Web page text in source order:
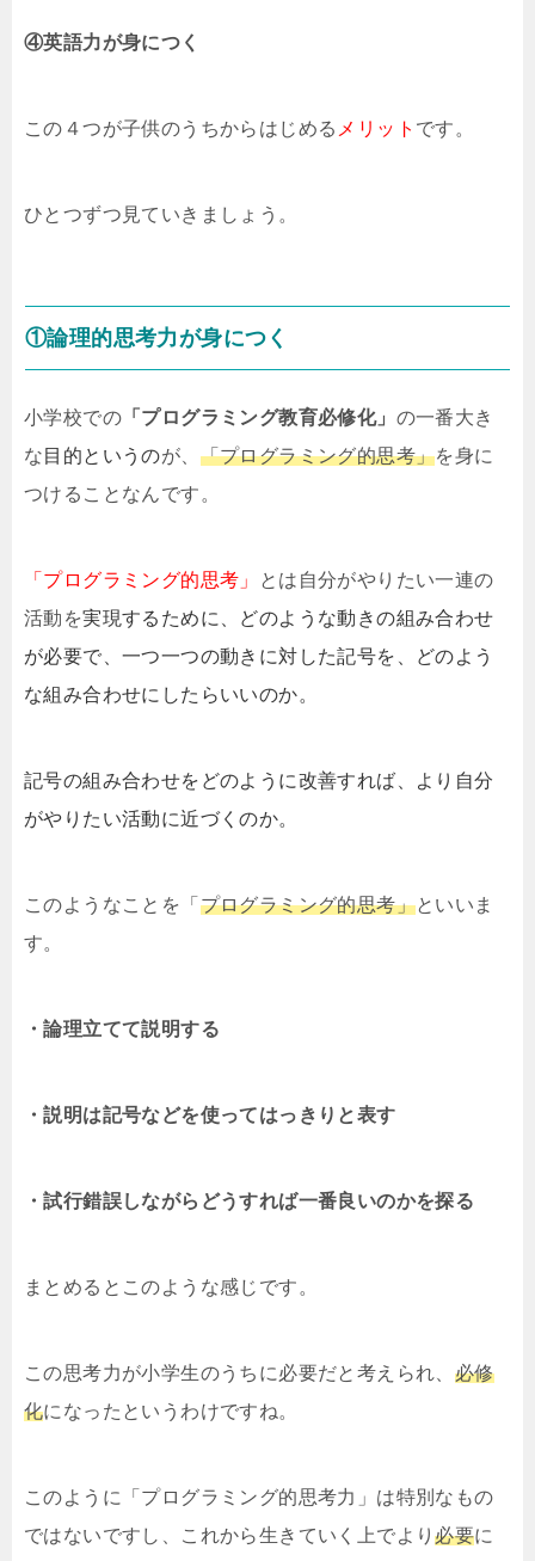
④英語力が身につく
この４つが子供のうちからはじめる メリット です。
ひとつずつ見ていきましょう。
①論理的思考力が身につく
小学校での 「プログラミング教育必修化」 の一番大き
な 目的というのが、 「プログラミング的思考」を身に
つけることなんです。
「プログラミング的思考」
とは自分がやりたい一連の
活動を実現するために、どのような動きの組み合わせ
が必要で、一つ一つの動きに対した記号を、どのよう
な組み合わせにしたらいいのか。
記号の組み合わせをどのように改善すれば、より自分
がやりたい活動に近づくのか。
このようなことを「 プログラミング的思考」といいま
す。
・論理立てて説明する
・説明は記号などを使ってはっきりと表す
・試行錯誤しながらどうすれば一番良いのかを探る
まとめるとこのような感じです。
この思考力が小学生のうちに必要だと考えられ、 必修
化になったというわけですね。
このように「プログラミング的思考力」は特別なもの
ではないですし、これから生きていく上でより必要に